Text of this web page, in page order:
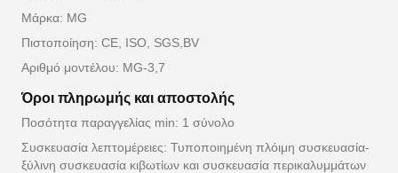
Μάρκα: MG
Πιστοποίηση: CE, ISO, SGS,BV
Αριθμό μοντέλου: MG-3,7
Όροι πληρωμής και αποστολής
Ποσότητα παραγγελίας min: 1 σύνολο
Συσκευασία λεπτομέρειες: Τυποποιημένη πλόιμη συσκευασία-
ξύλινη συσκευασία κιβωτίων και συσκευασία περικαλυμμάτων